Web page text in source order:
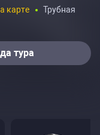
карте Трубная
тура